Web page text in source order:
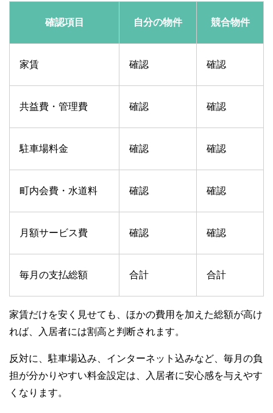
確認項目 自分の物件 競合物件
家賃 確認 確認
共益費・管理費 確認 確認
駐車場料金 確認 確認
町内会費・水道料 確認 確認
月額サービス費 確認 確認
毎月の支払総額 合計 合計
家賃だけを安く見せても、ほかの費用を加えた総額が高け
れば、入居者には割高と判断されます。
反対に、駐車場込み、インターネット込みなど、毎月の負
担が分かりやすい料金設定は、入居者に安心感を与えやす
くなります。